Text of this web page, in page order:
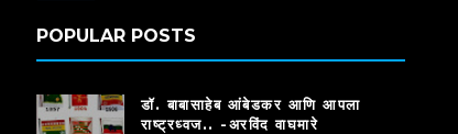
POPULAR POSTS
डॉ. बाबासाहेब आंबेडकर आणि आपला
राष्ट्रध्वज.. -अरविंद वाघमारे